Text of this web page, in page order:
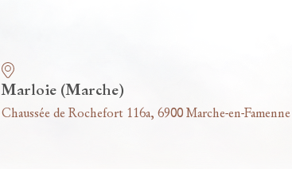
Marloie (Marche)
Chaussée de Rochefort 116a, 6900 Marche-en-Famenne